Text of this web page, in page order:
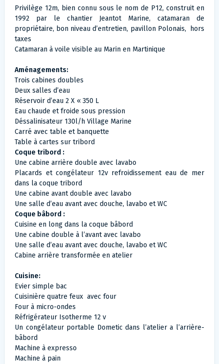
Privilège 12m, bien connu sous le nom de P12, construit en
1992 par le chantier Jeantot Marine, catamaran de
propriétaire, bon niveau d’entretien, pavillon Polonais, hors
taxes
Catamaran à voile visible au Marin en Martinique
Aménagements:
Trois cabines doubles
Deux salles d’eau
Réservoir d’eau 2 X « 350 L
Eau chaude et froide sous pression
Déssalinisateur 130l/h Village Marine
Carré avec table et banquette
Table à cartes sur tribord
Coque tribord :
Une cabine arrière double avec lavabo
Placards et congélateur 12v refroidissement eau de mer
dans la coque tribord
Une cabine avant double avec lavabo
Une salle d’eau avant avec douche, lavabo et WC
Coque bâbord :
Cuisine en long dans la coque bâbord
Une cabine double à l’avant avec lavabo
Une salle d’eau avant avec douche, lavabo et WC
Cabine arrière transformée en atelier
Cuisine:
Evier simple bac
Cuisinière quatre feux avec four
Four à micro-ondes
Réfrigérateur Isotherme 12 v
Un congélateur portable Dometic dans l’atelier a l’arrière-
bâbord
Machine à expresso
Machine à pain